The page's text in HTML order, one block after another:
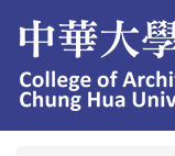
到
要
內
容